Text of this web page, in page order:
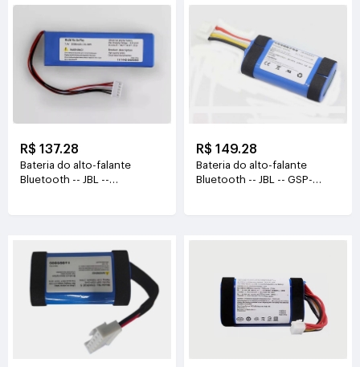
R$ 137.28
Bateria do alto-falante
Bluetooth -- JBL --
R$ 149.28
Bateria do alto-falante
Bluetooth -- JBL -- GSP-